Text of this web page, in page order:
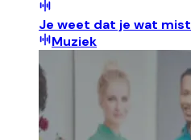
Je weet dat je wat mist
Muziek